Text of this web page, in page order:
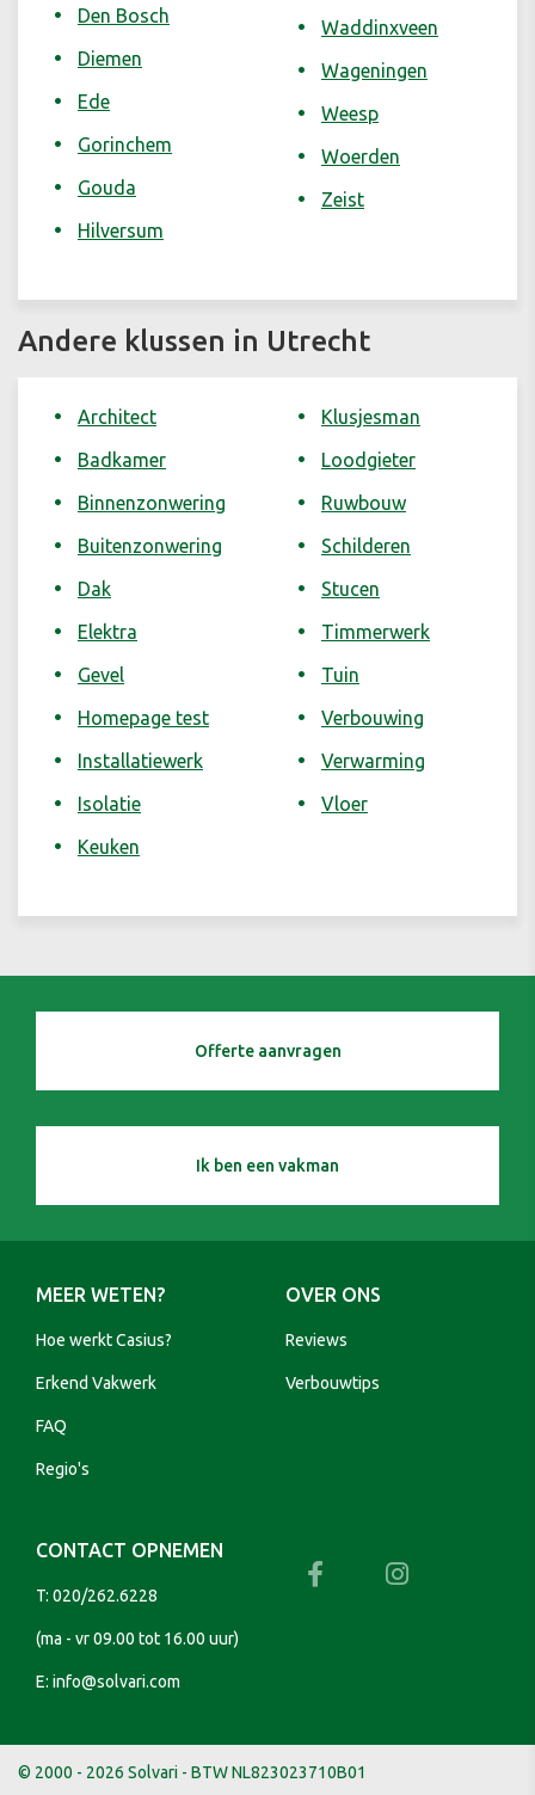
Den Bosch
Diemen
Ede
Gorinchem
Gouda
Hilversum
Waddinxveen
Wageningen
Weesp
Woerden
Zeist
Andere klussen in Utrecht
Architect
Badkamer
Binnenzonwering
Buitenzonwering
Dak
Elektra
Gevel
Homepage test
Installatiewerk
Isolatie
Keuken
Klusjesman
Loodgieter
Ruwbouw
Schilderen
Stucen
Timmerwerk
Tuin
Verbouwing
Verwarming
Vloer
Offerte aanvragen
Ik ben een vakman
MEER WETEN?
Hoe werkt Casius?
Erkend Vakwerk
FAQ
Regio's
OVER ONS
Reviews
Verbouwtips
CONTACT OPNEMEN
T: 020/262.6228
(ma - vr 09.00 tot 16.00 uur)
E: info@solvari.com
© 2000 - 2026 Solvari - BTW NL823023710B01